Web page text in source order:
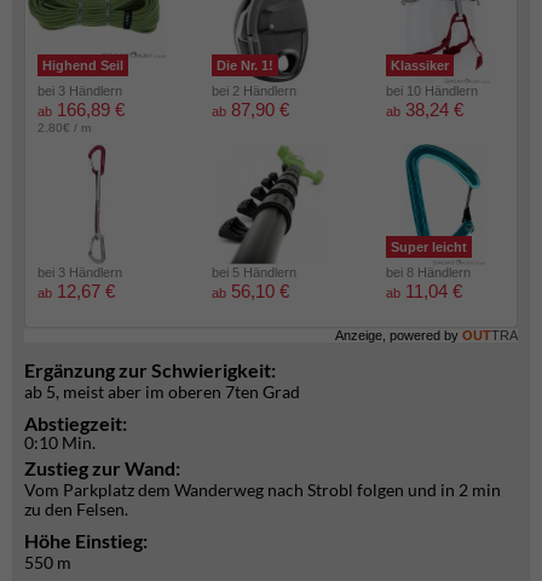
Highend Seil
bei 3 Händlern
ab 166,89 €
2.80€ / m
Die Nr. 1!
bei 2 Händlern
ab 87,90 €
Klassiker
bei 10 Händlern
ab 38,24 €
bei 3 Händlern
ab 12,67 €
bei 5 Händlern
ab 56,10 €
Super leicht
bei 8 Händlern
ab 11,04 €
Anzeige, powered by OUTTRA
Ergänzung zur Schwierigkeit:
ab 5, meist aber im oberen 7ten Grad
Abstiegzeit:
0:10 Min.
Zustieg zur Wand:
Vom Parkplatz dem Wanderweg nach Strobl folgen und in 2 min
zu den Felsen.
Höhe Einstieg:
550 m